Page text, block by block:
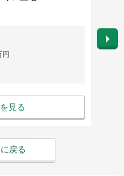
見る
勤務
英語
戻る